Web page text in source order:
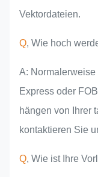
Vektordateien.
Q, Wie hoch
A:
Express oder
hängen von Ihrer
kontaktieren Sie
Q, Wie ist Ihre